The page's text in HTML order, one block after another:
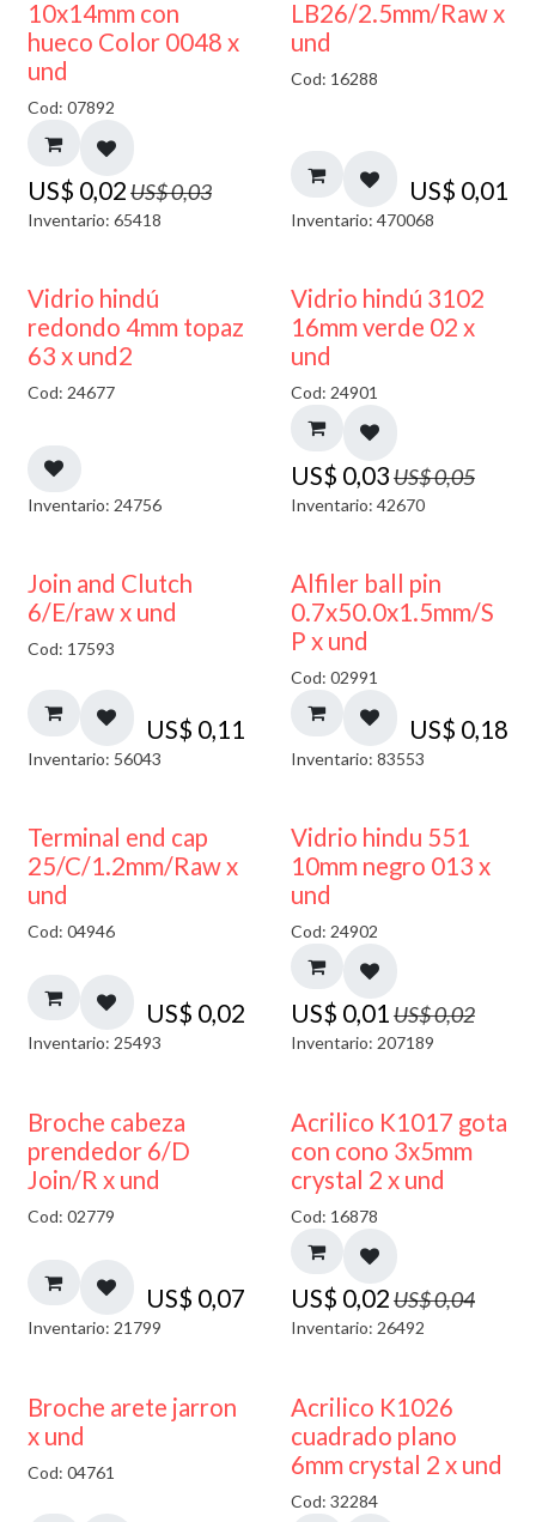
50% DESCUENTO
10x14mm con
hueco Color 0048 x
und
Cod: 07892
US$ 0,02US$0,03
Inventario: 65418
LB26/2.5mm/Raw x
und
Cod: 16288
US$ 0,01
Inventario: 470068
40% DESCUENTO
Vidrio hindú
redondo 4mm topaz
63 x und2
Cod: 24677
Inventario: 24756
40% DESCUENTO
Vidrio hindú 3102
16mm verde 02 x
und
Cod: 24901
US$ 0,03US$0,05
Inventario: 42670
Join and Clutch
6/E/raw x und
Cod: 17593
US$ 0,11
Inventario: 56043
Alfiler ball pin
0.7x50.0x1.5mm/S
P x und
Cod: 02991
US$ 0,18
Inventario: 83553
Terminal end cap
25/C/1.2mm/Raw x
und
Cod: 04946
US$ 0,02
Inventario: 25493
40% DESCUENTO
Vidrio hindu 551
10mm negro 013 x
und
Cod: 24902
US$ 0,01US$0,02
Inventario: 207189
Broche cabeza
prendedor 6/D
Join/R x und
Cod: 02779
US$ 0,07
Inventario: 21799
50% DESCUENTO
Acrilico K1017 gota
con cono 3x5mm
crystal 2 x und
Cod: 16878
US$ 0,02US$0,04
Inventario: 26492
50% DESCUENTO
Broche arete jarron
x und
Cod: 04761 50% DESCUENTO
Acrilico K1026
cuadrado plano
6mm crystal 2 x und
Cod: 32284